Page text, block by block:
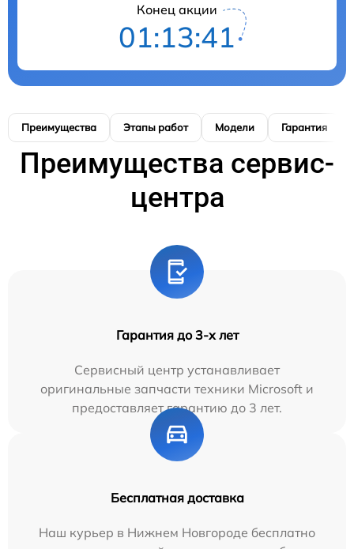
Конец акции
01:13:40
Преимущества Этапы работ Модели Гарантия
Преимущества сервис-
центра
Гарантия до 3-х лет
Сервисный центр устанавливает
оригинальные запчасти техники Microsoft и
предоставляет гарантию до 3 лет.
Бесплатная доставка
Наш курьер в Нижнем Новгороде бесплатно